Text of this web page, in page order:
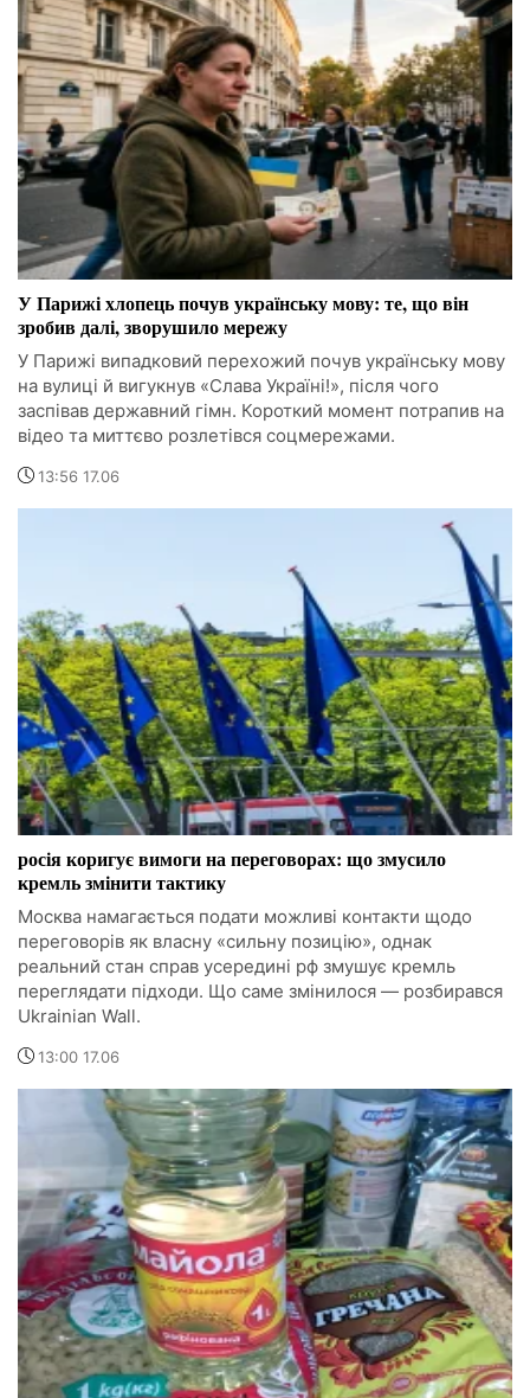
У Парижі хлопець почув українську мову: те, що він
зробив далі, зворушило мережу
У Парижі випадковий перехожий почув українську мову
на вулиці й вигукнув «Слава Україні!», після чого
заспівав державний гімн. Короткий момент потрапив на
відео та миттєво розлетівся соцмережами.
13:56 17.06
росія коригує вимоги на переговорах: що змусило
кремль змінити тактику
Москва намагається подати можливі контакти щодо
переговорів як власну «сильну позицію», однак
реальний стан справ усередині рф змушує кремль
переглядати підходи. Що саме змінилося — розбирався
Ukrainian Wall.
13:00 17.06